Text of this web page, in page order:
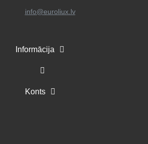
info@euroliux.lv
Informācija
Konts